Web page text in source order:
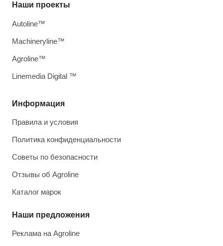
Информация
Правила и условия
Политика конфиденциальности
Советы по безопасности
Отзывы об Agroline
Каталог марок
Наши предложения
Реклама на Agroline
Наши проекты
Autoline™
Machineryline™
Agroline™
Linemedia Digital ™